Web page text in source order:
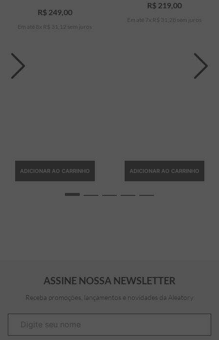
R$ 249,00
Em até 8 x R$ 31 12 sem juros
ADICIONAR AO CARRINHO
R$ 219,00
Em até 7 x R$ 31 28 sem juros
ADICIONAR AO CARRINHO
ASSINE NOSSA NEWSLETTER
Receba promoções, lançamentos e novidades da Aleatory